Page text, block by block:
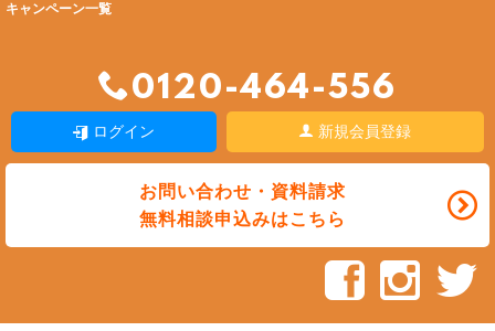
キャンペーン一覧
0120-464-556
ログイン 新規会員登録
お問い合わせ・資料請求
無料相談申込みはこちら